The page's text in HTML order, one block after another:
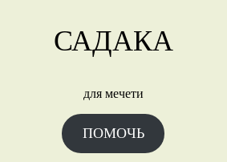
САДАКА
для мечети
ПОМОЧЬ